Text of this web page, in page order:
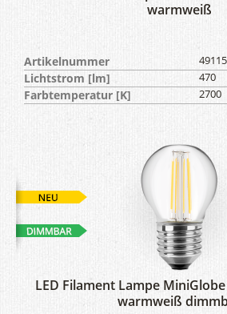
warmweiß
Artikelnummer 49115
Lichtstrom [lm] 470
Farbtemperatur [K] 2700
LED Filament Lampe MiniGlobe
warmweiß